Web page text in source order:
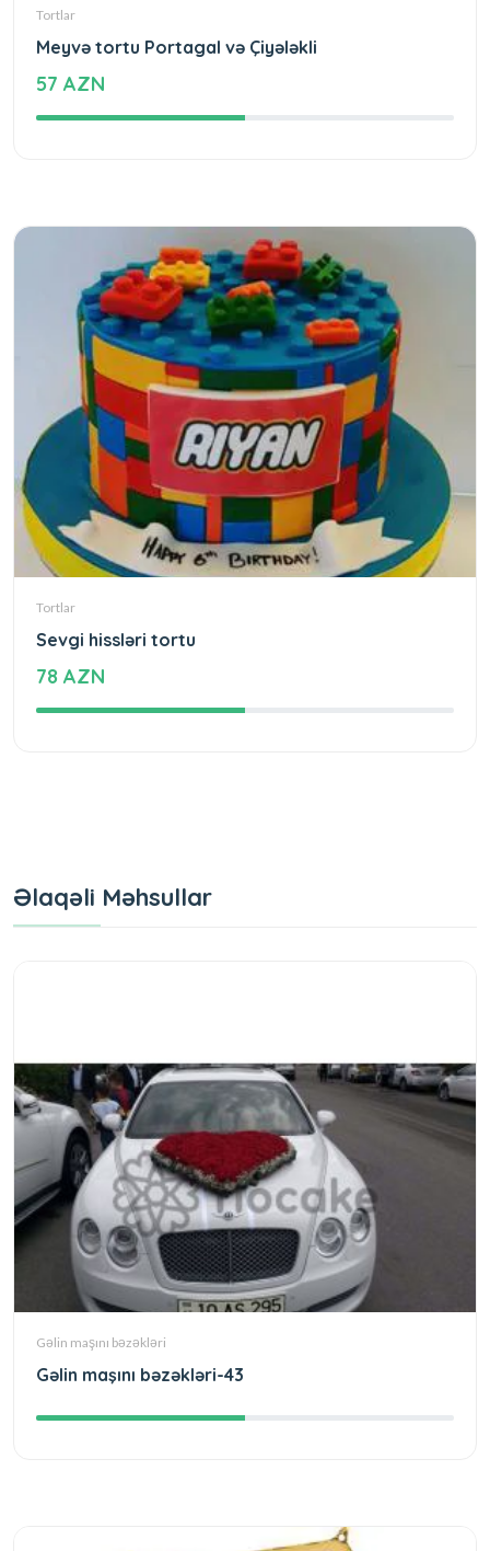
Tortlar
Meyvə tortu Portagal və Çiyələkli
57 AZN
Tortlar
Sevgi hissləri tortu
78 AZN
Əlaqəli Məhsullar
Gəlin maşını bəzəkləri
Gəlin maşını bəzəkləri-43